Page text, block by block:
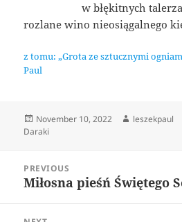
____________w błękitnych
rozlane wino nieosiągalnego
z tomu: „Grota ze sztucznymi
Paul
Posted
on
November 10, 2022 Author
leszekpaul
Daraki
navigation
PREVIOUS
Previous
Miłosna pieśń Świętego